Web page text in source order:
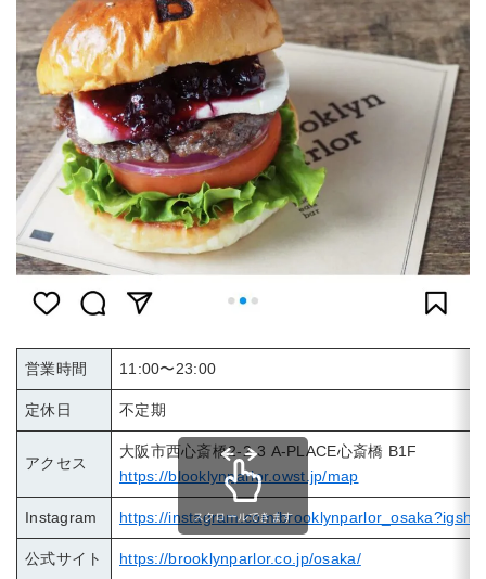
営業時間 11:00〜23:00
定休日 不定期
アクセス
大阪市西心斎橋2-2-3 A-PLACE心斎橋 B1F
https://blooklynparlor.owst.jp/map
Instagram https://instagram.com/
公式サイト https://brooklynparlor.co.jp/osaka/
スクロールできます